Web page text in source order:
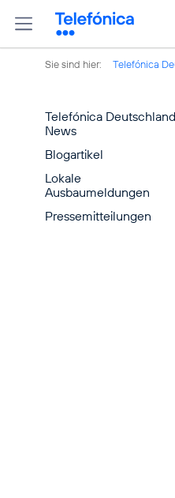
Sie sind hier: Telefónica
Telefónica Deutschland
News
Blogartikel
Lokale
Ausbaumeldungen
Pressemitteilungen